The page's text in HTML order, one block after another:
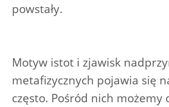
powstały.
Motyw istot i zjawisk
metafizycznych pojawia się
często. Pośród nich możemy